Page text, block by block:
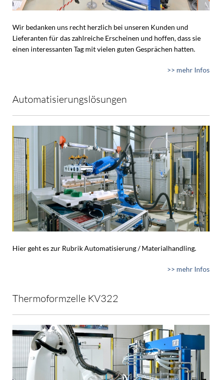
Wir bedanken uns recht herzlich bei unseren Kunden und
Lieferanten für das zahlreiche Erscheinen und hoffen, dass sie
einen interessanten Tag mit vielen guten Gesprächen hatten.
>> mehr Infos
Automatisierungslösungen
Hier geht es zur Rubrik Automatisierung / Materialhandling.
>> mehr Infos
Thermoformzelle KV322